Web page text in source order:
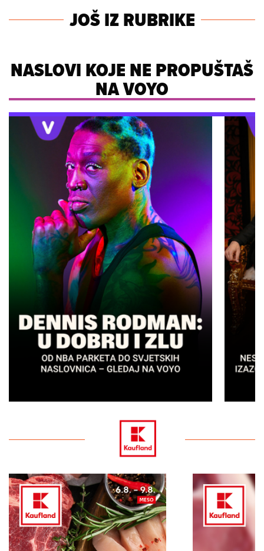
JOŠ IZ RUBRIKE
NASLOVI KOJE NE PROPUŠTAŠ
NA VOYO